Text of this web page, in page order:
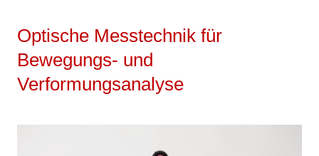
Optische Messtechnik für
Bewegungs- und
Verformungsanalyse